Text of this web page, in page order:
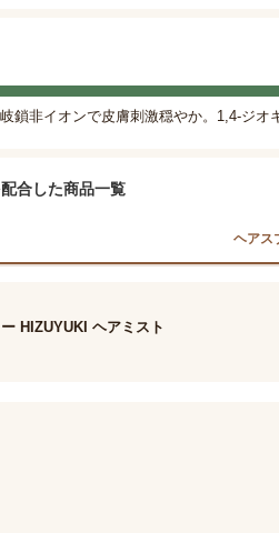
鎖非イオンで皮膚刺激穏やか。1,4-ジオ
合した商品一覧
ヘアス
HIZUYUKI ヘアミスト